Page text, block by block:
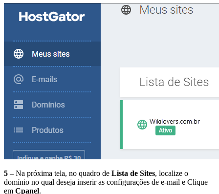
5 –Na próxima tela, no quadro de Lista de Sites, localize o
domínio no qual deseja inserir as configurações de e-mail e Clique
em Cpanel.